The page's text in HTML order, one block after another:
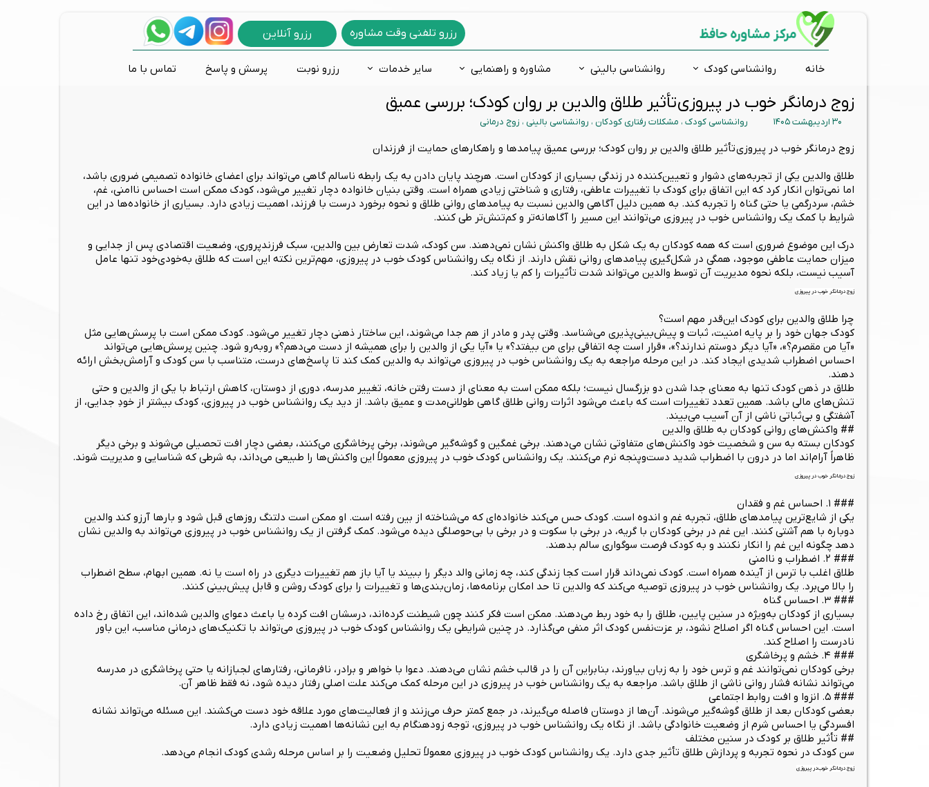
زوج درمانگر خوب در پیروزی تأثیر طلاق والدین بر روان کودک؛ بررسی عمیق
۳۰ اردیبهشت ۱۴۰۵ روانشناسی کودک ، مشکلات رفتاری کودکان ، روانشناسی بالینی ، زوج درمانی
زوج درمانگر خوب در پیروزی تأثیر طلاق والدین بر روان کودک؛ بررسی عمیق پیامدها و راهکارهای حمایت از فرزندان
طلاق والدین یکی از تجربه‌های دشوار و تعیین‌کننده در زندگی بسیاری از کودکان است. هرچند پایان دادن به یک رابطه ناسالم گاهی می‌تواند برای اعضای خانواده تصمیمی ضروری باشد،
اما نمی‌توان انکار کرد که این اتفاق برای کودک با تغییرات عاطفی، رفتاری و شناختی زیادی همراه است. وقتی بنیان خانواده دچار تغییر می‌شود، کودک ممکن است احساس ناامنی، غم،
خشم، سردرگمی یا حتی گناه را تجربه کند. به همین دلیل آگاهی والدین نسبت به پیامدهای روانی طلاق و نحوه برخورد درست با فرزند، اهمیت زیادی دارد. بسیاری از خانواده‌ها در این
شرایط با کمک یک روانشناس خوب در پیروزی می‌توانند این مسیر را آگاهانه‌تر و کم‌تنش‌تر طی کنند.
درک این موضوع ضروری است که همه کودکان به یک شکل به طلاق واکنش نشان نمی‌دهند. سن کودک، شدت تعارض بین والدین، سبک فرزندپروری، وضعیت اقتصادی پس از جدایی و
میزان حمایت عاطفی موجود، همگی در شکل‌گیری پیامدهای روانی نقش دارند. از نگاه یک روانشناس کودک خوب در پیروزی، مهم‌ترین نکته این است که طلاق به‌خودی‌خود تنها عامل
آسیب نیست، بلکه نحوه مدیریت آن توسط والدین می‌تواند شدت تأثیرات را کم یا زیاد کند.
زوج درمانگر خوب در پیروزی
چرا طلاق والدین برای کودک این‌قدر مهم است؟
کودک جهان خود را بر پایه امنیت، ثبات و پیش‌بینی‌پذیری می‌شناسد. وقتی پدر و مادر از هم جدا می‌شوند، این ساختار ذهنی دچار تغییر می‌شود. کودک ممکن است با پرسش‌هایی مثل
«آیا من مقصرم؟»، «آیا دیگر دوستم ندارند؟»، «قرار است چه اتفاقی برای من بیفتد؟» یا «آیا یکی از والدین را برای همیشه از دست می‌دهم؟» روبه‌رو شود. چنین پرسش‌هایی می‌تواند
احساس اضطراب شدیدی ایجاد کند. در این مرحله مراجعه به یک روانشناس خوب در پیروزی می‌تواند به والدین کمک کند تا پاسخ‌های درست، متناسب با سن کودک و آرامش‌بخش ارائه
دهند.
طلاق در ذهن کودک تنها به معنای جدا شدن دو بزرگسال نیست؛ بلکه ممکن است به معنای از دست رفتن خانه، تغییر مدرسه، دوری از دوستان، کاهش ارتباط با یکی از والدین و حتی
تنش‌های مالی باشد. همین تعدد تغییرات است که باعث می‌شود اثرات روانی طلاق گاهی طولانی‌مدت و عمیق باشد. از دید یک روانشناس خوب در پیروزی، کودک بیشتر از خودِ جدایی، از
آشفتگی و بی‌ثباتی ناشی از آن آسیب می‌بیند.
## واکنش‌های روانی کودکان به طلاق والدین
کودکان بسته به سن و شخصیت خود واکنش‌های متفاوتی نشان می‌دهند. برخی غمگین و گوشه‌گیر می‌شوند، برخی پرخاشگری می‌کنند، بعضی دچار افت تحصیلی می‌شوند و برخی دیگر
ظاهراً آرام‌اند اما در درون با اضطراب شدید دست‌وپنجه نرم می‌کنند. یک روانشناس کودک خوب در پیروزی معمولاً این واکنش‌ها را طبیعی می‌داند، به شرطی که شناسایی و مدیریت شوند.
زوج درمانگر خوب در پیروزی
### ۱. احساس غم و فقدان
یکی از شایع‌ترین پیامدهای طلاق، تجربه غم و اندوه است. کودک حس می‌کند خانواده‌ای که می‌شناخته از بین رفته است. او ممکن است دلتنگ روزهای قبل شود و بارها آرزو کند والدین
دوباره با هم آشتی کنند. این غم در برخی کودکان با گریه، در برخی با سکوت و در برخی با بی‌حوصلگی دیده می‌شود. کمک گرفتن از یک روانشناس خوب در پیروزی می‌تواند به والدین نشان
دهد چگونه این غم را انکار نکنند و به کودک فرصت سوگواری سالم بدهند.
### ۲. اضطراب و ناامنی
طلاق اغلب با ترس از آینده همراه است. کودک نمی‌داند قرار است کجا زندگی کند، چه زمانی والد دیگر را ببیند یا آیا باز هم تغییرات دیگری در راه است یا نه. همین ابهام، سطح اضطراب
را بالا می‌برد. یک روانشناس خوب در پیروزی توصیه می‌کند که والدین تا حد امکان برنامه‌ها، زمان‌بندی‌ها و تغییرات را برای کودک روشن و قابل پیش‌بینی کنند.
### ۳. احساس گناه
بسیاری از کودکان به‌ویژه در سنین پایین، طلاق را به خود ربط می‌دهند. ممکن است فکر کنند چون شیطنت کرده‌اند، درسشان افت کرده یا باعث دعوای والدین شده‌اند، این اتفاق رخ داده
است. این احساس گناه اگر اصلاح نشود، بر عزت‌نفس کودک اثر منفی می‌گذارد. در چنین شرایطی یک روانشناس کودک خوب در پیروزی می‌تواند با تکنیک‌های درمانی مناسب، این باور
نادرست را اصلاح کند.
### ۴. خشم و پرخاشگری
برخی کودکان نمی‌توانند غم و ترس خود را به زبان بیاورند، بنابراین آن را در قالب خشم نشان می‌دهند. دعوا با خواهر و برادر، نافرمانی، رفتارهای لجبازانه یا حتی پرخاشگری در مدرسه
می‌تواند نشانه فشار روانی ناشی از طلاق باشد. مراجعه به یک روانشناس خوب در پیروزی در این مرحله کمک می‌کند علت اصلی رفتار دیده شود، نه فقط ظاهر آن.
### ۵. انزوا و افت روابط اجتماعی
بعضی کودکان بعد از طلاق گوشه‌گیر می‌شوند. آن‌ها از دوستان فاصله می‌گیرند، در جمع کمتر حرف می‌زنند و از فعالیت‌های مورد علاقه خود دست می‌کشند. این مسئله می‌تواند نشانه
افسردگی یا احساس شرم از وضعیت خانوادگی باشد. از نگاه یک روانشناس خوب در پیروزی، توجه زودهنگام به این نشانه‌ها اهمیت زیادی دارد.
## تأثیر طلاق بر کودک در سنین مختلف
سن کودک در نحوه تجربه و پردازش طلاق تأثیر جدی دارد. یک روانشناس کودک خوب در پیروزی معمولاً تحلیل وضعیت را بر اساس مرحله رشدی کودک انجام می‌دهد.
زوج درمانگر خوب در پیروزی
خانه روانشناسی کودک
ارزیابی و تشخیص روانی بیش فعالی و نقص توجه اختلالات یادگیری
کودکان استثنائی
اختلالات خلقی و هیجانی
آموزش فرزند پروری
گفتار درمانی کاردرمانی ذهنی
روانشناسی بالینی
اضطراب و استرس افسردگی فوبيا و ترس
درمان دوقطبی
وسواس فکری
گروه درمانی
زوج درمانی روانپزشکی
مشاوره و راهنمایی
مشاوره فردی مشاوره ازدواج مشاوره خانواده
مشاوره تحصیلی
مشاوره شغلی
سایر خدمات
ارتقاء شناختی
ارتقاء توجه و تمرکز
ارتقاء حافظه
تست های روانشناسی
تست شخصیت شناسی
تست شخصیت 16 عاملی کتل
تست هوش
استعدادیابی تحصیلی و شغلی
مشاوره غیرحضوری
مشاوره تلفنی
رزرو نوبت پرسش و پاسخ تماس با ما
مرکز مشاوره حافظ رزرو تلفنی وقت مشاوره رزرو آنلاین